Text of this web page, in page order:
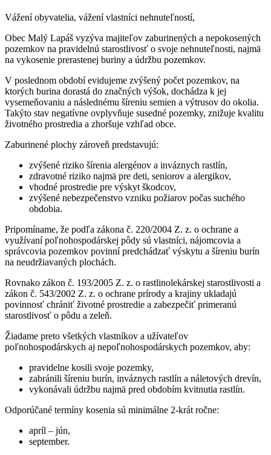
Vážení obyvatelia, vážení vlastníci nehnuteľností,
Obec Malý Lapáš vyzýva majiteľov zaburinených a nepokosených
pozemkov na pravidelnú starostlivosť o svoje nehnuteľnosti, najmä
na vykosenie prerastenej buriny a údržbu pozemkov.
V poslednom období evidujeme zvýšený počet pozemkov, na
ktorých burina dorastá do značných výšok, dochádza k jej
vysemeňovaniu a následnému šíreniu semien a výtrusov do okolia.
Takýto stav negatívne ovplyvňuje susedné pozemky, znižuje kvalitu
životného prostredia a zhoršuje vzhľad obce.
Zaburinené plochy zároveň predstavujú:
zvýšené riziko šírenia alergénov a inváznych rastlín,
zdravotné riziko najmä pre deti, seniorov a alergikov,
vhodné prostredie pre výskyt škodcov,
zvýšené nebezpečenstvo vzniku požiarov počas suchého
obdobia.
Pripomíname, že podľa zákona č. 220/2004 Z. z. o ochrane a
využívaní poľnohospodárskej pôdy sú vlastníci, nájomcovia a
správcovia pozemkov povinní predchádzať výskytu a šíreniu burín
na neudržiavaných plochách.
Rovnako zákon č. 193/2005 Z. z. o rastlinolekárskej starostlivosti a
zákon č. 543/2002 Z. z. o ochrane prírody a krajiny ukladajú
povinnosť chrániť životné prostredie a zabezpečiť primeranú
starostlivosť o pôdu a zeleň.
Žiadame preto všetkých vlastníkov a užívateľov
poľnohospodárskych aj nepoľnohospodárskych pozemkov, aby:
pravidelne kosili svoje pozemky,
zabránili šíreniu burín, inváznych rastlín a náletových drevín,
vykonávali údržbu najmä pred obdobím kvitnutia rastlín.
Odporúčané termíny kosenia sú minimálne 2-krát ročne:
apríl – jún,
september.